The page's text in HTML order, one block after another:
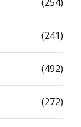
(241)
(492)
(272)